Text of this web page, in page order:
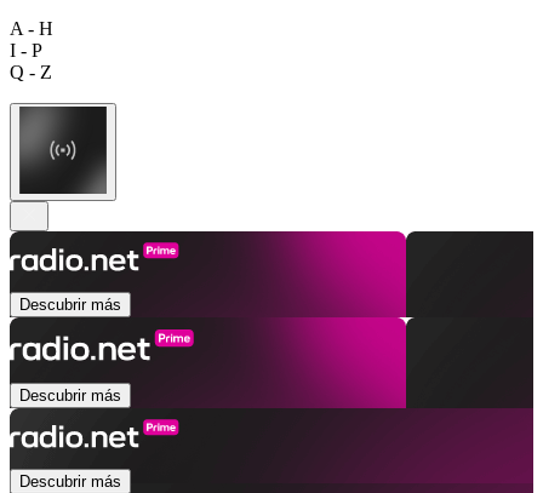
A - H
I - P
Q - Z
Descubrir más
Descubrir más
Descubrir más